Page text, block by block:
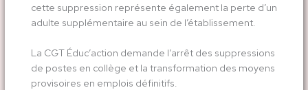
cette suppression représente également la perte d’un
adulte supplémentaire au sein de l’établissement.
La CGT Éduc’action demande l’arrêt des suppressions
de postes en collège et la transformation des moyens
provisoires en emplois définitifs.